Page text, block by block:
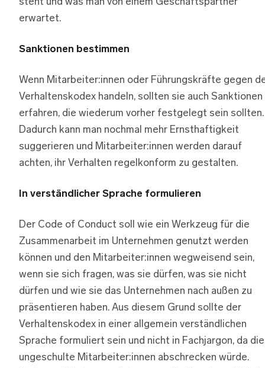
steht und was man von einem Geschäftspartner
erwartet.
Sanktionen bestimmen
Wenn Mitarbeiter:innen oder Führungskräfte gegen
Verhaltenskodex handeln, sollten sie auch Sanktionen
erfahren, die wiederum vorher festgelegt sein sollten.
Dadurch kann man nochmal mehr Ernsthaftigkeit
suggerieren und Mitarbeiter:innen werden darauf
achten, ihr Verhalten regelkonform zu gestalten.
In verständlicher Sprache formulieren
Der Code of Conduct soll wie ein Werkzeug für die
Zusammenarbeit im Unternehmen genutzt werden
können und den Mitarbeiter:innen wegweisend sein,
wenn sie sich fragen, was sie dürfen, was sie nicht
dürfen und wie sie das Unternehmen nach außen zu
präsentieren haben. Aus diesem Grund sollte der
Verhaltenskodex in einer allgemein verständlichen
Sprache formuliert sein und nicht in Fachjargon, da
ungeschulte Mitarbeiter:innen abschrecken würde.